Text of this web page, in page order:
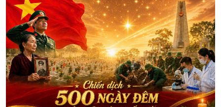
Dòng chảy sự kiện
Đối thoại
Diễn đàn chủ nhật
Chuyện đêm